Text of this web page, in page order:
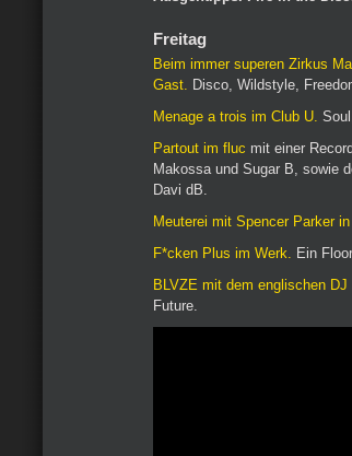
Freitag
Beim immer superen Zirkus
Gast. Disco, Wildstyle,
Menage a trois im Club U.
Partout im fluc mit einer
Makossa und Sugar B, sowie
Davi dB.
Meuterei mit Spencer Parker
F*cken Plus im Werk. Ein
BLVZE mit dem englischen
Future.